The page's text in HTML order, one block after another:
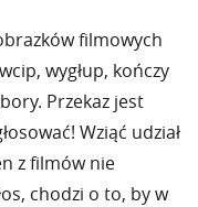
filmowych
wygłup, kończy
Przekaz jest
Wziąć udział
z filmów nie
chodzi o to, by w